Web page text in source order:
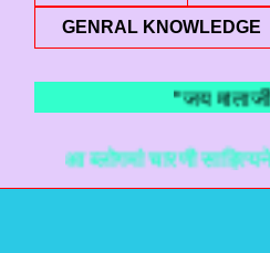
GENRAL KNOWLEDGE
"जय माताजी
ब्लोगमां चारणी साहित्यने लगती